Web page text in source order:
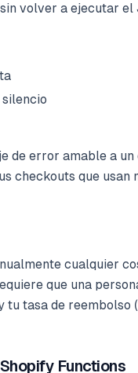
volver a ejecutar
de error amable a un
checkouts que usan
cualquier
que una
tu tasa de reembolso
Functions